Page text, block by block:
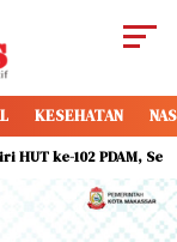
KESEHATAN
ke-102 PDAM,